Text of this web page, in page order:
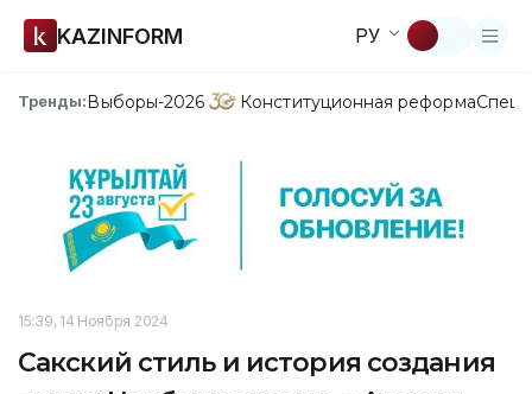
KAZINFORM РУ
Тренды:Выборы-2026 Конституционная реформа
15:39, 14 Ноября 2024
Сакский стиль и история создания